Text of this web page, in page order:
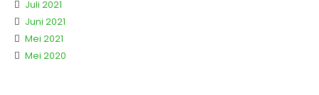
Juli 2021
Juni 2021
Mei 2021
Mei 2020